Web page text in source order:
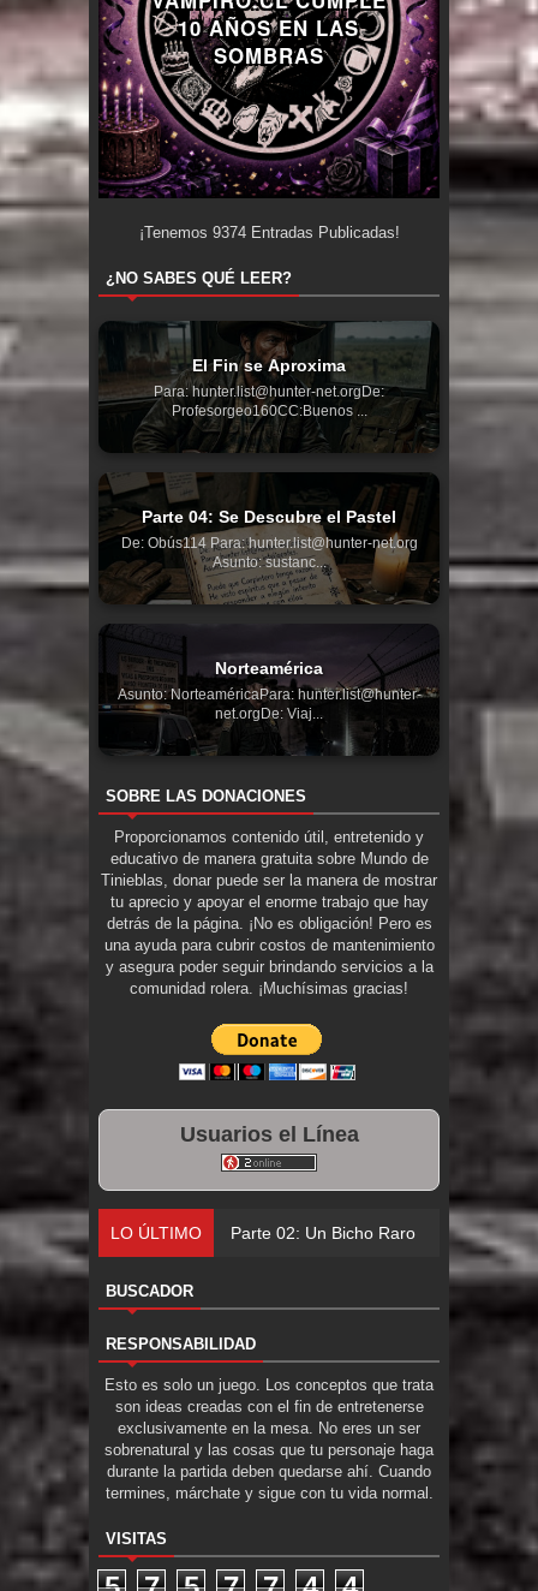
10 AÑOS EN LAS
SOMBRAS
¡Tenemos 9374Entradas Publicadas!
¿NO SABES QUÉ LEER?
El Fin se Aproxima
Para: hunter.list@hunter-net.orgDe:
Profesorgeo160CC:Buenos ...
Parte 04: Se Descubre el Pastel
De: Obús114 Para: hunter.list@hunter-net.org
Asunto: sustanc...
Norteamérica
Asunto: NorteaméricaPara: hunter.list@hunter-
net.orgDe: Viaj...
SOBRE LAS DONACIONES
Proporcionamos contenido útil, entretenido y
educativo de manera gratuita sobre Mundo de
Tinieblas, donar puede ser la manera de mostrar
tu aprecio y apoyar el enorme trabajo que hay
detrás de la página. ¡No es obligación! Pero es
una ayuda para cubrir costos de mantenimiento
y asegura poder seguir brindando servicios a la
comunidad rolera. ¡Muchísimas gracias!
Usuarios el Línea
LO ÚLTIMO Parte 02: Un Bicho Raro
BUSCADOR
RESPONSABILIDAD
Esto es solo un juego. Los conceptos que trata
son ideas creadas con el fin de entretenerse
exclusivamente en la mesa. No eres un ser
sobrenatural y las cosas que tu personaje haga
durante la partida deben quedarse ahí. Cuando
termines, márchate y sigue con tu vida normal.
VISITAS